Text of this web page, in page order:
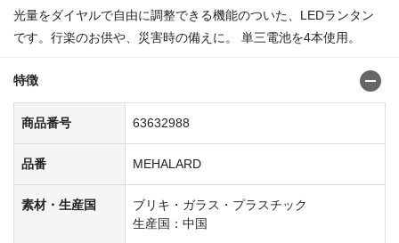
光量をダイヤルで自由に調整できる機能のついた、LEDランタン
です。行楽のお供や、災害時の備えに。 単三電池を4本使用。
特徴
商品番号 63632988
品番 MEHALARD
素材・生産国
ブリキ・ガラス・プラスチック
生産国：中国